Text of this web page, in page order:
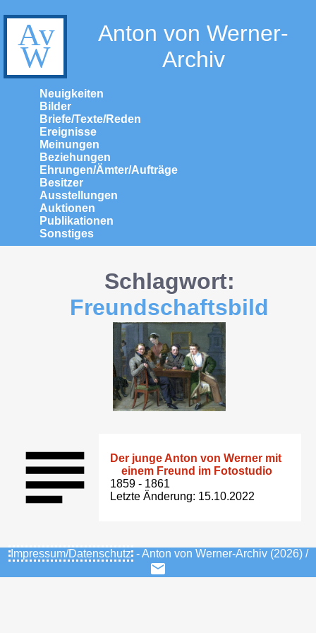
Anton von Werner-
Archiv
Neuigkeiten
Bilder
Briefe/Texte/Reden
Ereignisse
Meinungen
Beziehungen
Ehrungen/Ämter/Aufträge
Besitzer
Ausstellungen
Auktionen
Publikationen
Sonstiges
Schlagwort:
Freundschaftsbild
Der junge Anton von Werner mit
einem Freund im Fotostudio
1859 - 1861
Letzte Änderung: 15.10.2022
Impressum/Datenschutz - Anton von Werner-Archiv (2026) /